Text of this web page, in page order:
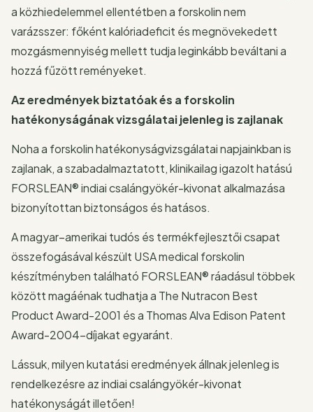
a közhiedelemmel ellentétben a forskolin nem
varázsszer: főként kalóriadeficit és megnövekedett
mozgásmennyiség mellett tudja leginkább beváltani a
hozzá fűzött reményeket.
Az eredmények biztatóak és a forskolin
hatékonyságának vizsgálatai jelenleg is zajlanak
Noha a forskolin hatékonyságvizsgálatai napjainkban is
zajlanak, a szabadalmaztatott, klinikailag igazolt hatású
FORSLEAN® indiai csalángyökér-kivonat alkalmazása
bizonyítottan biztonságos és hatásos.
A magyar–amerikai tudós és termékfejlesztői csapat
összefogásával készült USA medical forskolin
készítményben található FORSLEAN® ráadásul többek
között magáénak tudhatja a The Nutracon Best
Product Award-2001 és a Thomas Alva Edison Patent
Award-2004-díjakat egyaránt.
Lássuk, milyen kutatási eredmények állnak jelenleg is
rendelkezésre az indiai csalángyökér-kivonat
hatékonyságát illetően!